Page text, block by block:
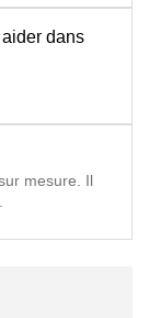
(8 cm de mousse
(HR) indéformable
de forme)
ressorts ensachés
polyuréthane
couche en fibres)
dans
mesure. Il